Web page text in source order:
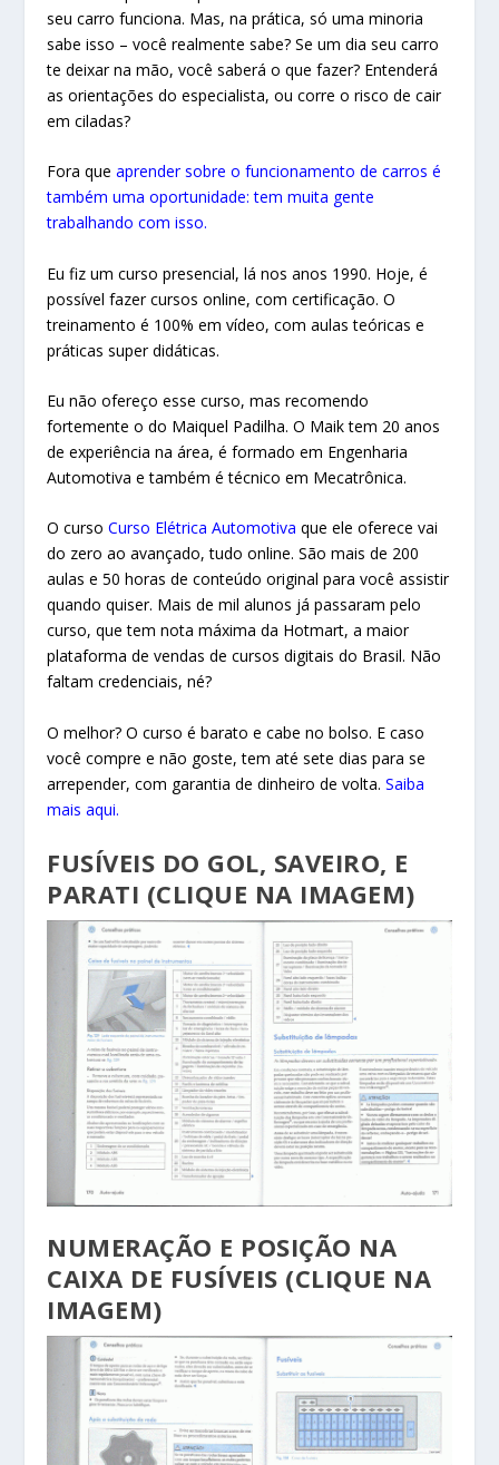
seu carro funciona. Mas, na prática, só uma minoria
sabe isso – você realmente sabe? Se um dia seu carro
te deixar na mão, você saberá o que fazer? Entenderá
as orientações do especialista, ou corre o risco de cair
em ciladas?
Fora que aprender sobre o funcionamento de carros é
também uma oportunidade: tem muita gente
trabalhando com isso.
Eu fiz um curso presencial, lá nos anos 1990. Hoje, é
possível fazer cursos online, com certificação. O
treinamento é 100% em vídeo, com aulas teóricas e
práticas super didáticas.
Eu não ofereço esse curso, mas recomendo
fortemente o do Maiquel Padilha. O Maik tem 20 anos
de experiência na área, é formado em Engenharia
Automotiva e também é técnico em Mecatrônica.
O curso Curso Elétrica Automotiva que ele oferece vai
do zero ao avançado, tudo online. São mais de 200
aulas e 50 horas de conteúdo original para você assistir
quando quiser. Mais de mil alunos já passaram pelo
curso, que tem nota máxima da Hotmart, a maior
plataforma de vendas de cursos digitais do Brasil. Não
faltam credenciais, né?
O melhor? O curso é barato e cabe no bolso. E caso
você compre e não goste, tem até sete dias para se
arrepender, com garantia de dinheiro de volta. Saiba
mais aqui.
FUSÍVEIS DO GOL, SAVEIRO, E
PARATI (CLIQUE NA IMAGEM)
NUMERAÇÃO E POSIÇÃO NA
CAIXA DE FUSÍVEIS (CLIQUE NA
IMAGEM)